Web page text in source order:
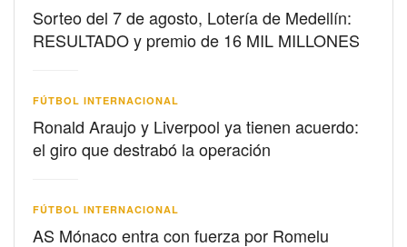
Sorteo del 7 de agosto, Lotería de Medellín:
RESULTADO y premio de 16 MIL MILLONES
FÚTBOL INTERNACIONAL
Ronald Araujo y Liverpool ya tienen acuerdo:
el giro que destrabó la operación
FÚTBOL INTERNACIONAL
AS Mónaco entra con fuerza por Romelu